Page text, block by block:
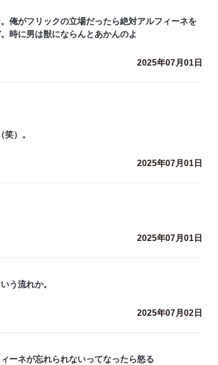
俺がフリックの立場だったら絶対アルフィーネを
時に男は獣にならんとあかんのよ
2025年07月01日
）。
2025年07月01日
2025年07月01日
う流れか。
2025年07月02日
ーネが忘れられないってなったら怒る